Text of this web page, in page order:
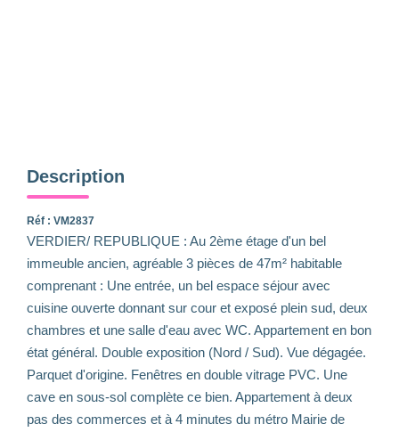
Description
Réf : VM2837
VERDIER/ REPUBLIQUE : Au 2ème étage d'un bel
immeuble ancien, agréable 3 pièces de 47m² habitable
comprenant : Une entrée, un bel espace séjour avec
cuisine ouverte donnant sur cour et exposé plein sud, deux
chambres et une salle d'eau avec WC. Appartement en bon
état général. Double exposition (Nord / Sud). Vue dégagée.
Parquet d'origine. Fenêtres en double vitrage PVC. Une
cave en sous-sol complète ce bien. Appartement à deux
pas des commerces et à 4 minutes du métro Mairie de